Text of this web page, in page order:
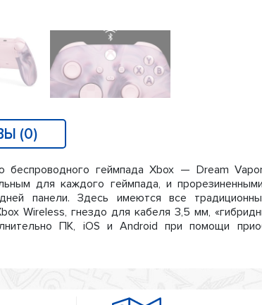
(0)
беспроводного геймпада Xbox — Dream
для каждого геймпада, и
панели. Здесь имеются все
Wireless, гнездо для кабеля 3,5 мм,
ПК, iOS и Android при помощи